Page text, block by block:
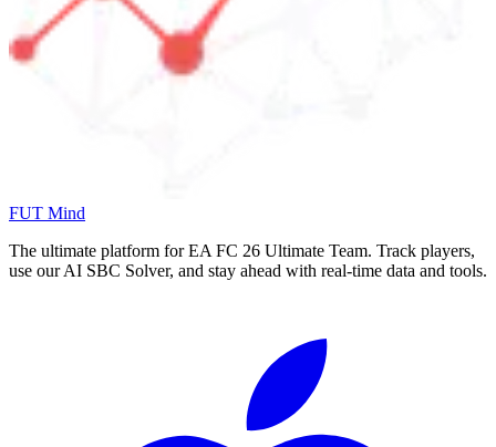
FUT Mind
The ultimate platform for EA FC 26 Ultimate Team. Track players,
use our AI SBC Solver, and stay ahead with real-time data and tools.